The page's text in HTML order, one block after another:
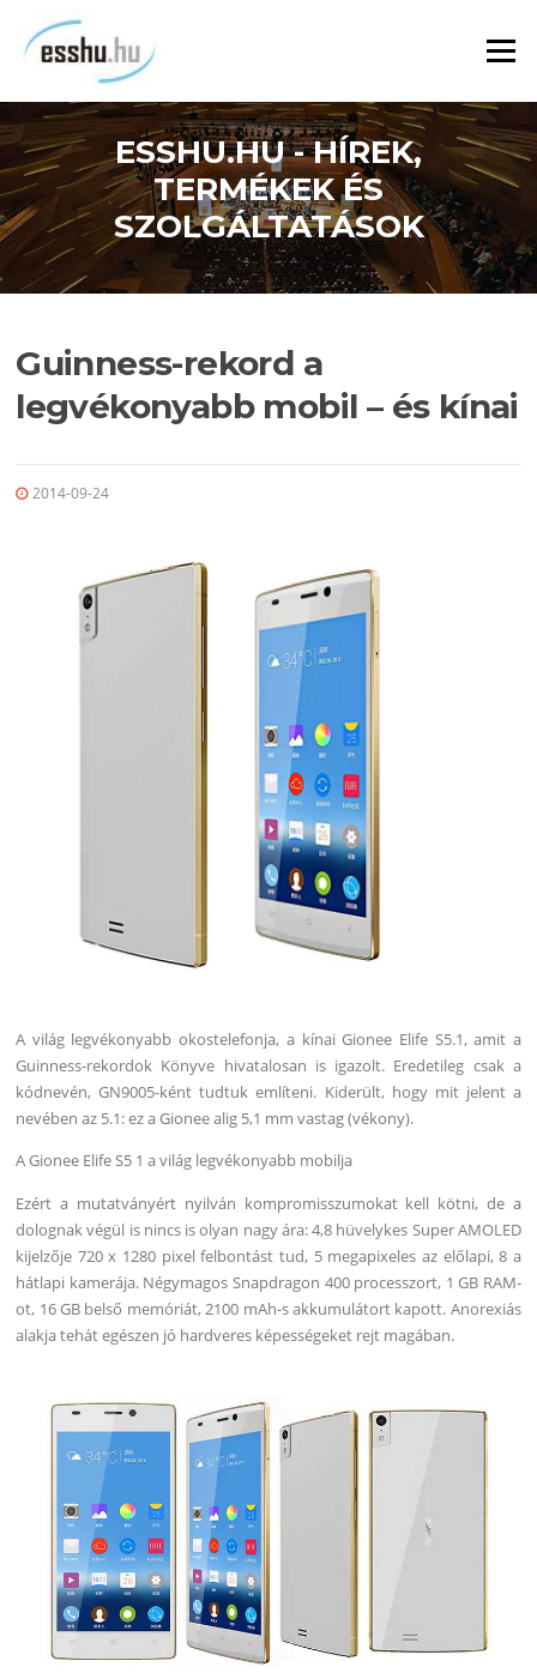
tartalomra
Menü
ESSHU.HU - HÍREK,
TERMÉKEK ÉS
SZOLGÁLTATÁSOK
Guinness-rekord a
legvékonyabb mobil – és kínai
2014-09-24
A világ legvékonyabb okostelefonja, a kínai Gionee Elife S5.1, amit a
Guinness-rekordok Könyve hivatalosan is igazolt. Eredetileg csak a
kódnevén, GN9005-ként tudtuk említeni. Kiderült, hogy mit jelent a
nevében az 5.1: ez a Gionee alig 5,1 mm vastag (vékony).
A Gionee Elife S5 1 a világ legvékonyabb mobilja
Ezért a mutatványért nyilván kompromisszumokat kell kötni, de a
dolognak végül is nincs is olyan nagy ára: 4,8 hüvelykes Super AMOLED
kijelzője 720 x 1280 pixel felbontást tud, 5 megapixeles az előlapi, 8 a
hátlapi kamerája. Négymagos Snapdragon 400 processzort, 1 GB RAM-
ot, 16 GB belső memóriát, 2100 mAh-s akkumulátort kapott. Anorexiás
alakja tehát egészen jó hardveres képességeket rejt magában.